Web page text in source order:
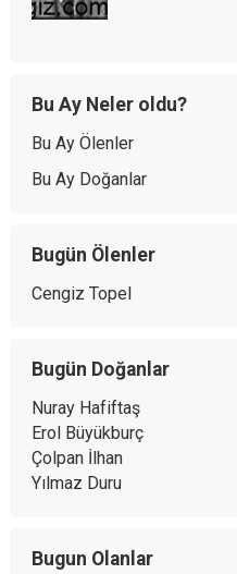
Bu Ay Neler oldu?
Bu Ay Ölenler
Bu Ay Doğanlar
Bugün Ölenler
Cengiz Topel
Bugün Doğanlar
Nuray Hafiftaş
Erol Büyükburç
Çolpan İlhan
Yılmaz Duru
Bugun Olanlar